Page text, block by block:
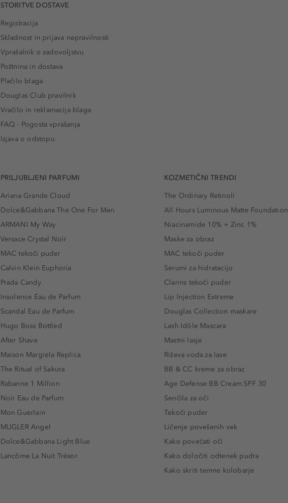
STORITVE DOSTAVE
Registracija
Skladnost in prijava nepravilnosti
Vprašalnik o zadovoljstvu
Poštnina in dostava
Plačilo blaga
Douglas Club pravilnik
Vračilo in reklamacija blaga
FAQ - Pogosta vprašanja
Izjava o odstopu
PRILJUBLJENI PARFUMI
Ariana Grande Cloud
Dolce&Gabbana The One For Men
ARMANI My Way
Versace Crystal Noir
MAC tekoči puder
Calvin Klein Euphoria
Prada Candy
Insolence Eau de Parfum
Scandal Eau de Parfum
Hugo Boss Bottled
After Shave
Maison Margiela Replica
The Ritual of Sakura
Rabanne 1 Million
Noir Eau de Parfum
Mon Guerlain
MUGLER Angel
Dolce&Gabbana Light Blue
Lancôme La Nuit Trésor
KOZMETIČNI TRENDI
The Ordinary Retinoli
All Hours Luminous Matte Foundation
Niacinamide 10% + Zinc 1%
Maske za obraz
MAC tekoči puder
Serumi za hidratacijo
Clarins tekoči puder
Lip Injection Extreme
Douglas Collection maskare
Lash Idôle Mascara
Mastni lasje
Riževa voda za lase
BB & CC kreme za obraz
Age Defense BB Cream SPF 30
Senčila za oči
Tekoči puder
Ličenje povešenih vek
Kako povečati oči
Kako določiti odtenek pudra
Kako skriti temne kolobarje